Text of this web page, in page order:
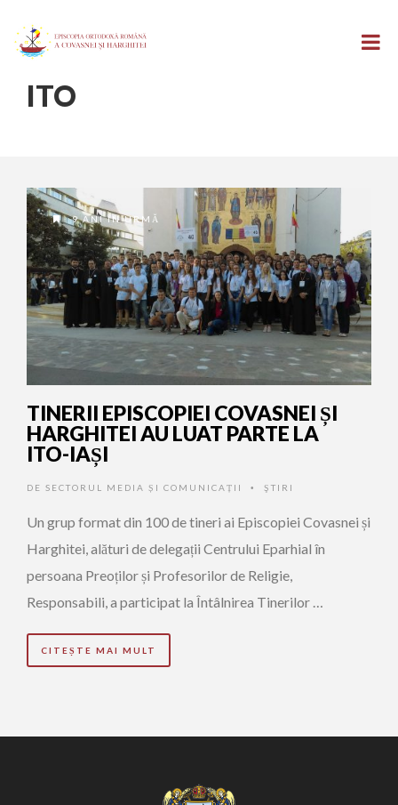
ITO
9 ANI ÎN URMĂ
TINERII EPISCOPIEI COVASNEI ȘI
HARGHITEI AU LUAT PARTE LA
ITO-IAȘI
DE SECTORUL MEDIA ȘI COMUNICAȚII • ŞTIRI
Un grup format din 100 de tineri ai Episcopiei Covasnei și
Harghitei, alături de delegații Centrului Eparhial în
persoana Preoților și Profesorilor de Religie,
Responsabili, a participat la Întâlnirea Tinerilor …
CITEȘTE MAI MULT